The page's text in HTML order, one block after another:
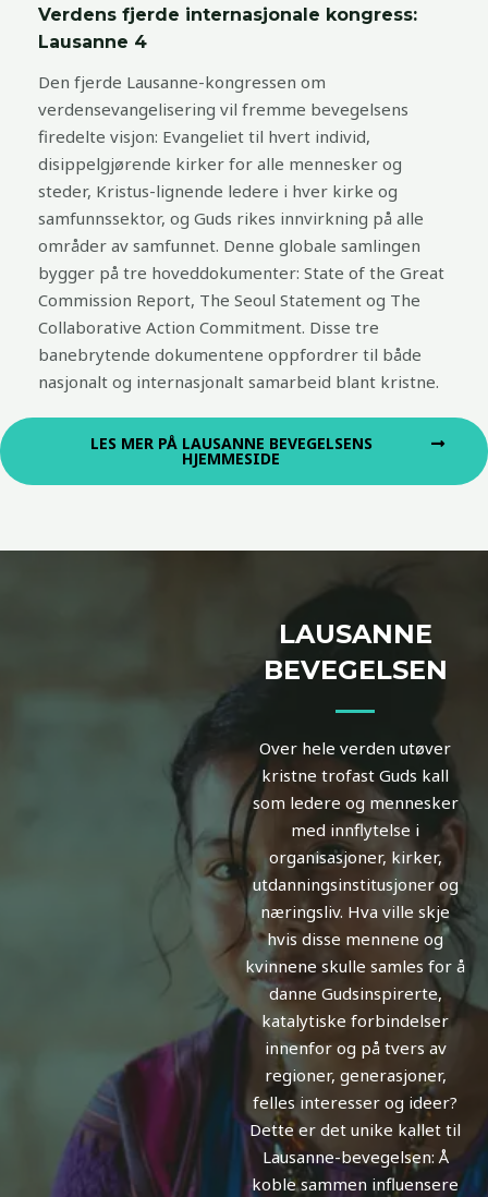
Verdens fjerde internasjonale kongress:
Lausanne 4
Den fjerde Lausanne-kongressen om
verdensevangelisering vil fremme bevegelsens
firedelte visjon: Evangeliet til hvert individ,
disippelgjørende kirker for alle mennesker og
steder, Kristus-lignende ledere i hver kirke og
samfunnssektor, og Guds rikes innvirkning på alle
områder av samfunnet. Denne globale samlingen
bygger på tre hoveddokumenter: State of the Great
Commission Report, The Seoul Statement og The
Collaborative Action Commitment. Disse tre
banebrytende dokumentene oppfordrer til både
nasjonalt og internasjonalt samarbeid blant kristne.
LES MER PÅ LAUSANNE BEVEGELSENS
HJEMMESIDE
LAUSANNE
BEVEGELSEN
Over hele verden utøver
kristne trofast Guds kall
som ledere og mennesker
med innflytelse i
organisasjoner, kirker,
utdanningsinstitusjoner og
næringsliv. Hva ville skje
hvis disse mennene og
kvinnene skulle samles for å
danne Gudsinspirerte,
katalytiske forbindelser
innenfor og på tvers av
regioner, generasjoner,
felles interesser og ideer?
Dette er det unike kallet til
Lausanne-bevegelsen: Å
koble sammen influensere